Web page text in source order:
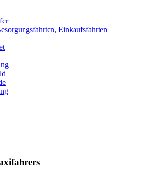
Einkaufsfahrten